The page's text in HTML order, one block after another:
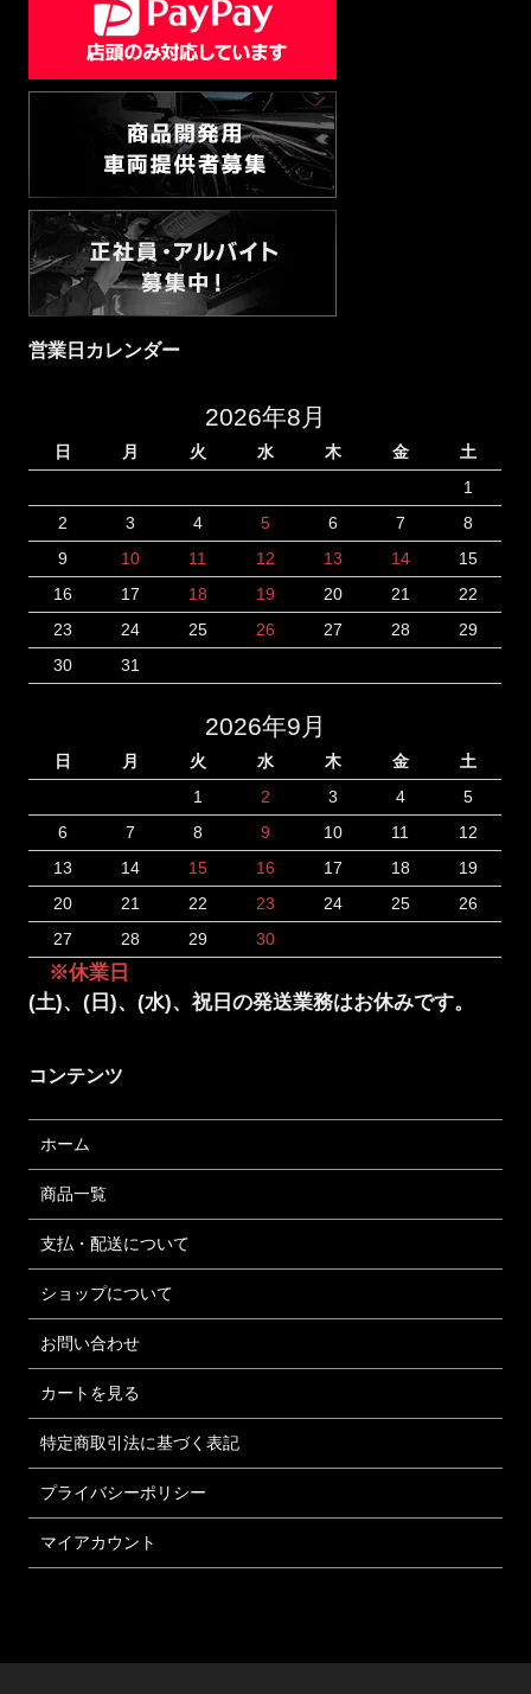
営業日カレンダー
2026年8月
日 月 火 水 木 金
土
1
2
3 4 5 6 7
8
9
10 11 12 13 14
15
16
17 18 19 20 21
22
23
24 25 26 27 28
29
30
31
2026年9月
日 月 火 水 木 金
土
1
2 3 4
5
6
7 8 9 10 11
12
13
14 15 16 17 18
19
20
21 22 23 24 25
26
27
28 29 30
※休業日
(土)、(日)、(水)、祝日の発送業務はお休みです。
コンテンツ
ホーム
商品一覧
支払・配送について
ショップについて
お問い合わせ
カートを見る
特定商取引法に基づく表記
プライバシーポリシー
マイアカウント